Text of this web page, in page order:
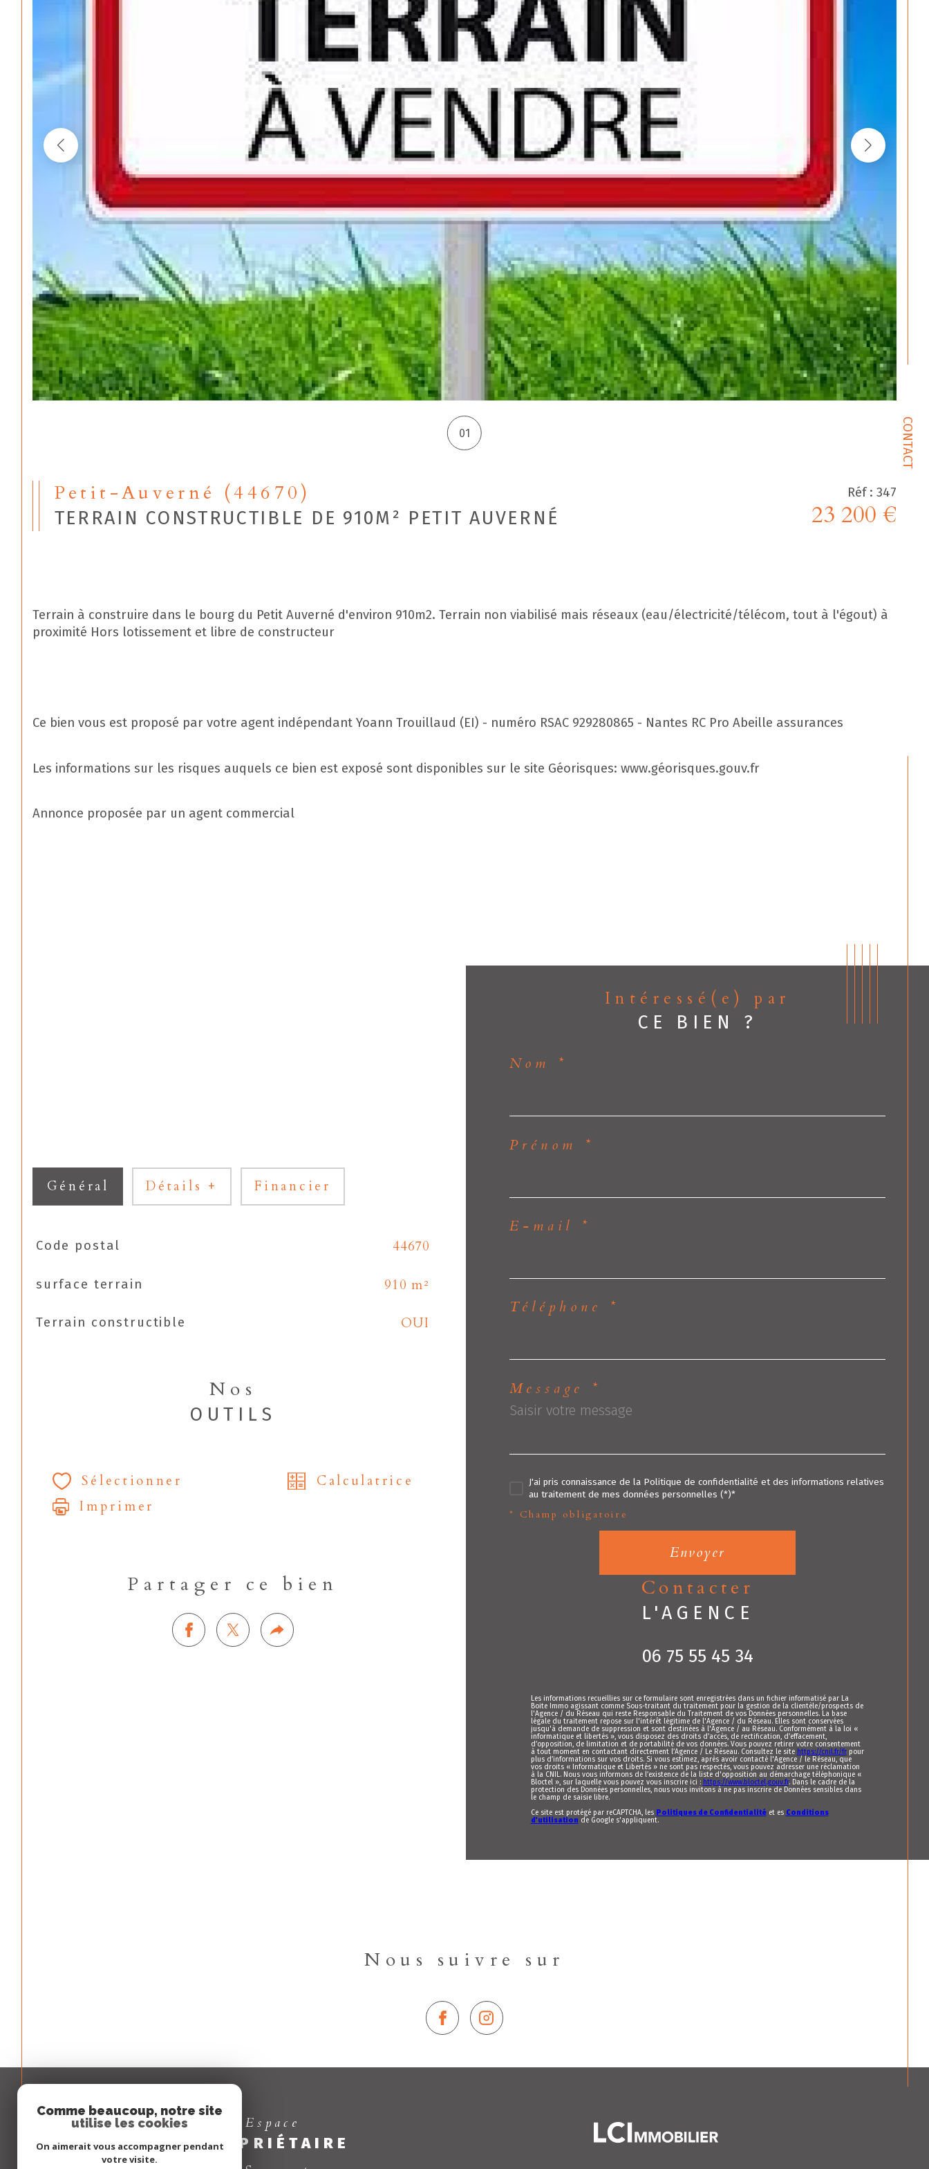
CONTACT
01
Petit-Auverné (44670)
TERRAIN CONSTRUCTIBLE DE 910M² PETIT AUVERNÉ
Réf : 347
23 200 €
Terrain à construire dans le bourg du Petit Auverné d'environ 910m2. Terrain non viabilisé mais réseaux (eau/électricité/télécom, tout à l'égout) à
proximité Hors lotissement et libre de constructeur
Ce bien vous est proposé par votre agent indépendant Yoann Trouillaud (EI) - numéro RSAC 929280865 - Nantes RC Pro Abeille assurances
Les informations sur les risques auquels ce bien est exposé sont disponibles sur le site Géorisques: www.géorisques.gouv.fr
Annonce proposée par un agent commercial
Général Détails + Financier
TRAD_SIROCCO_Caracteristique
Code postal 44670
surface terrain 910 m²
Terrain constructible OUI
Nos
OUTILS
Sélectionner
Calculatrice
Imprimer
Partager ce bien
Intéressé(e) par
CE BIEN ?
Nom *
Prénom *
E-mail *
Téléphone *
Message *
J'ai pris connaissance de la Politique de confidentialité et des informations relatives
au traitement de mes données personnelles (*)*
* Champ obligatoire
Envoyer
contacter
L'AGENCE
06 75 55 45 34
Les informations recueillies sur ce formulaire sont enregistrées dans un fichier informatisé par La
Boite Immo agissant comme Sous-traitant du traitement pour la gestion de la clientèle/prospects de
l'Agence / du Réseau qui reste Responsable du Traitement de vos Données personnelles. La base
légale du traitement repose sur l'intérêt légitime de l'Agence / du Réseau. Elles sont conservées
jusqu'à demande de suppression et sont destinées à l'Agence / au Réseau. Conformément à la loi «
informatique et libertés », vous disposez des droits d’accès, de rectification, d’effacement,
d’opposition, de limitation et de portabilité de vos données. Vous pouvez retirer votre consentement
à tout moment en contactant directement l’Agence / Le Réseau. Consultez le site https://cnil.fr/frpour
plus d’informations sur vos droits. Si vous estimez, après avoir contacté l'Agence / le Réseau, que
vos droits « Informatique et Libertés » ne sont pas respectés, vous pouvez adresser une réclamation
à la CNIL. Nous vous informons de l’existence de la liste d'opposition au démarchage téléphonique «
Bloctel », sur laquelle vous pouvez vous inscrire ici : https://www.bloctel.gouv.fr. Dans le cadre de la
protection des Données personnelles, nous vous invitons à ne pas inscrire de Données sensibles dans
le champ de saisie libre.
Ce site est protégé par reCAPTCHA, les Politiques de Confidentialitéet es Conditions
d'utilisation de Google s'appliquent.
Nous suivre sur
Espace
PROPRIÉTAIRE
Comme beaucoup, notre site
utilise les cookies
On aimerait vous accompagner pendant
votre visite.